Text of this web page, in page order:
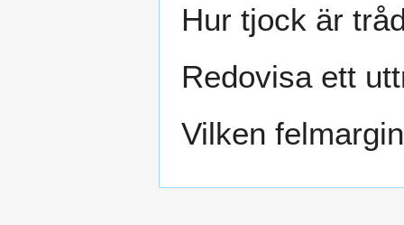
Hur tjock är
Redovisa ett
Vilken